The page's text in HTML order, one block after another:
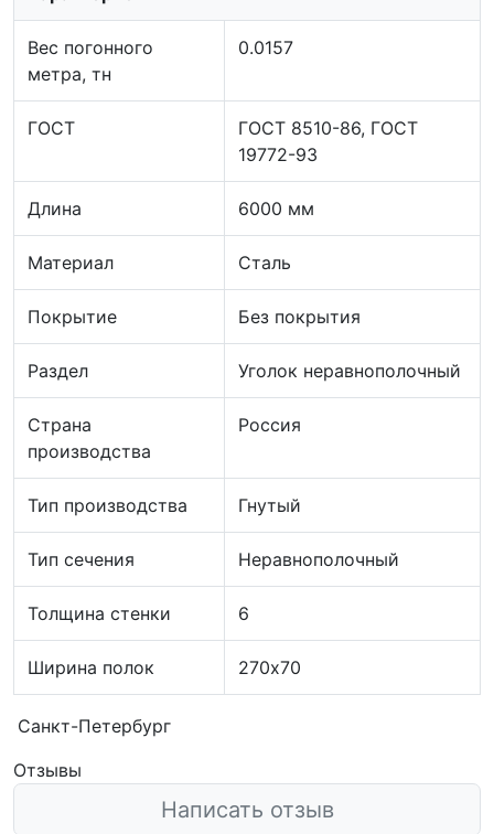
Вес погонного
метра, тн
0.0157
ГОСТ
ГОСТ 8510-86, ГОСТ
19772-93
Длина 6000 мм
Материал Сталь
Покрытие Без покрытия
Раздел Уголок неравнополочный
Страна
производства
Россия
Тип производства Гнутый
Тип сечения Неравнополочный
Толщина стенки 6
Ширина полок 270х70
Санкт-Петербург
Отзывы
Написать отзыв